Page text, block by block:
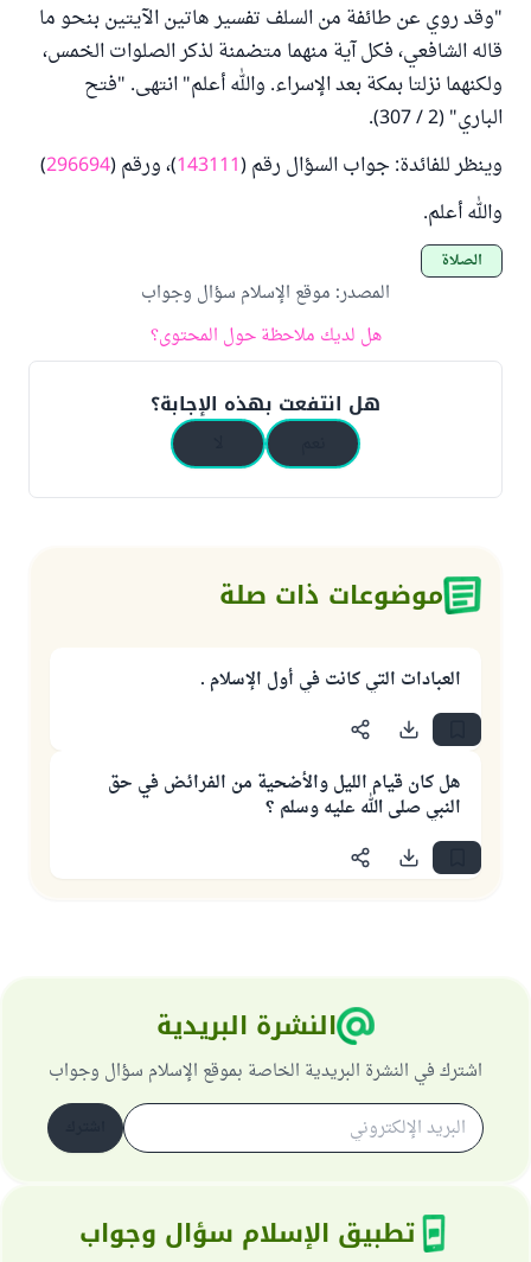
"وقد روي عن طائفة من السلف تفسير هاتين الآيتين بنحو ما
قاله الشافعي، فكل آية منهما متضمنة لذكر الصلوات الخمس،
ولكنهما نزلتا بمكة بعد الإسراء. والله أعلم" انتهى. "فتح
الباري" (2 / 307).
وينظر للفائدة: جواب السؤال رقم (143111)، ورقم (296694
)
والله أعلم.
الصلاة
المصدر: موقع الإسلام سؤال وجواب
هل لديك ملاحظة حول المحتوى؟
هل انتفعت بهذه الإجابة؟
موضوعات ذات صلة
العبادات التي كانت في أول الإسلام .
هل كان قيام الليل والأضحية من الفرائض في حق
النبي صلى الله عليه وسلم ؟
النشرة البريدية
اشترك في النشرة البريدية الخاصة بموقع الإسلام سؤال وجواب
تطبيق الإسلام سؤال وجواب